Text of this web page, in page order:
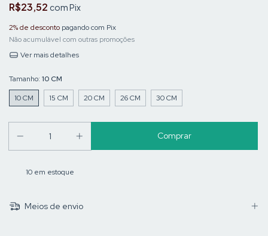
R$23,52 comPix
2% de desconto pagando com Pix
Não acumulável com outras promoções
Ver mais detalhes
Tamanho: 10 CM
10 CM
15 CM 20 CM 26 CM 30 CM
10 em estoque
Meios de envio